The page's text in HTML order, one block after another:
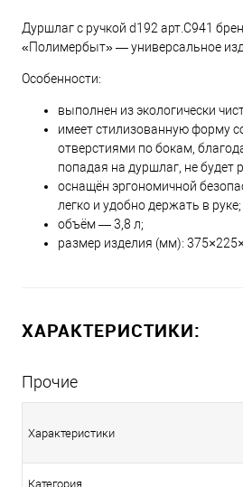
Дуршлаг с ручкой d192 арт.С941
«Полимербыт» — универсальное
Особенности:
выполнен из экологически
имеет стилизованную форму
отверстиями по бокам,
попадая на дуршлаг, не будет
оснащён эргономичной
легко и удобно держать в руке;
объём — 3,8 л;
размер изделия (мм):
ХАРАКТЕРИСТИКИ:
Прочие
Характеристики
Категория